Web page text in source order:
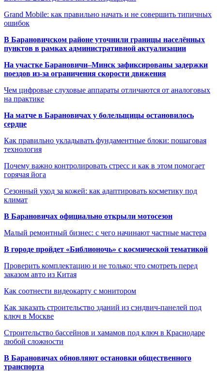
Grand Mobile: как правильно начать и не совершить типичных
ошибок
В Барановичском районе уточнили границы населённых
пунктов в рамках административной актуализации
На участке Барановичи–Минск зафиксированы задержки
поездов из-за ограничения скорости движения
Чем цифровые слуховые аппараты отличаются от аналоговых
на практике
На матче в Барановичах у болельщицы остановилось
сердце
Как правильно укладывать фундаментные блоки: пошаговая
технология
Почему важно контролировать стресс и как в этом помогает
горячая йога
Сезонный уход за кожей: как адаптировать косметику под
климат
В Барановичах официально открыли мотосезон
Малый ремонтный бизнес: с чего начинают частные мастера
В городе пройдет «Библионочь» с космической тематикой
Проверить комплектацию и не только: что смотреть перед
заказом авто из Китая
Как соотнести видеокарту с монитором
Как заказать строительство зданий из сэндвич-панелей под
ключ в Москве
Строительство бассейнов и хамамов под ключ в Краснодаре
любой сложности
В Барановичах обновляют остановки общественного
транспорта